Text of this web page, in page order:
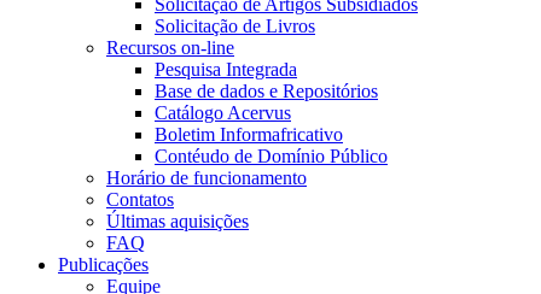
Solicitação de Artigos Subsidiados
Solicitação de Livros
Recursos on-line
Pesquisa Integrada
Base de dados e Repositórios
Catálogo Acervus
Boletim Informafricativo
Contéudo de Domínio Público
Horário de funcionamento
Contatos
Últimas aquisições
FAQ
Publicações
Equipe